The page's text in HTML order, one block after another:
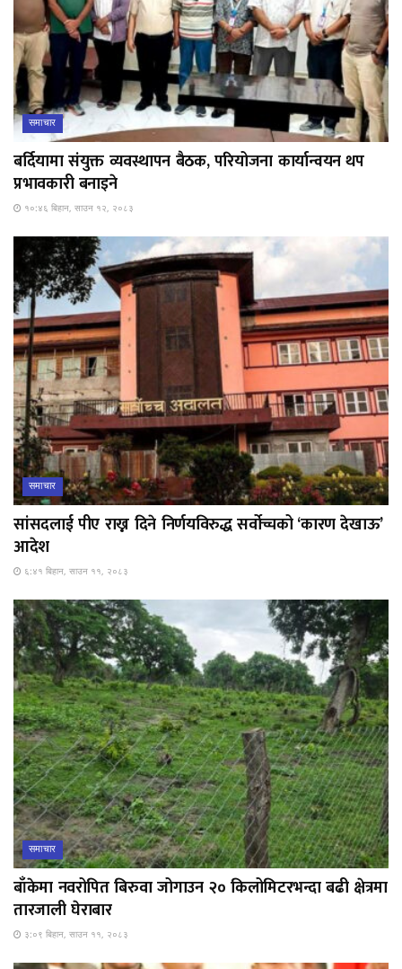
समाचार
बर्दियामा संयुक्त व्यवस्थापन बैठक, परियोजना कार्यान्वयन थप
प्रभावकारी बनाइने
१०:४६ बिहान, साउन १२, २०८३
समाचार
सांसदलाई पीए राख्न दिने निर्णयविरुद्ध सर्वोच्चको ‘कारण देखाऊ’
आदेश
६:४१ बिहान, साउन ११, २०८३
समाचार
बाँकेमा नवरोपित बिरुवा जोगाउन २० किलोमिटरभन्दा बढी क्षेत्रमा
तारजाली घेराबार
३:०९ बिहान, साउन ११, २०८३